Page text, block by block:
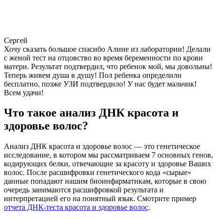
Сергей
Хочу сказать большое спасибо Алине из лаборатории! Делали
с женой тест на отцовство во время беременности по крови
матери. Результат подтвердил, что ребенок мой, мы довольны!
Теперь живем душа в душу! Пол ребенка определили
бесплатно, позже УЗИ подтвердило! У нас будет мальчик!
Всем удачи!
Что такое анализ ДНК красота и
здоровье волос?
Анализ ДНК красота и здоровье волос — это генетическое
исследование, в котором мы рассматриваем 7 основных генов,
кодирующих белки, отвечающие за красоту и здоровье Ваших
волос. После расшифровки генетического кода «сырые»
данные попадают нашим биоинфарматикам, которые в свою
очередь занимаются расшифровкой результата и
интерпретацией его на понятный язык. Смотрите пример
отчета ДНК-теста красота и здоровье волос.